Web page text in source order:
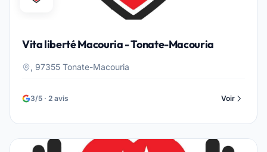
Vita liberté Macouria - Tonate-Macouria
, 97355 Tonate-Macouria
3/5 · 2 avis Voir